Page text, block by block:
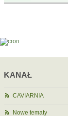
KANAŁ
CAVIARNIA
Nowe tematy